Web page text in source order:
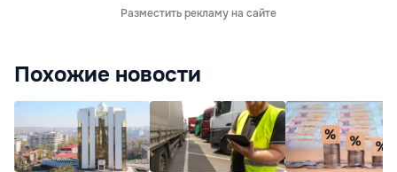
Разместить рекламу на сайте
Похожие новости